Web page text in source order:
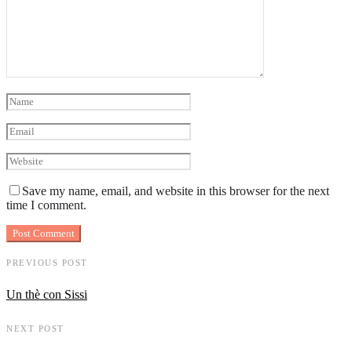
Save my name, email, and website in this browser for the next
time I comment.
PREVIOUS POST
Un thè con Sissi
NEXT POST